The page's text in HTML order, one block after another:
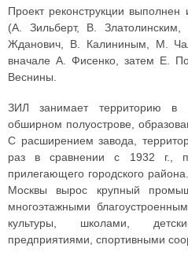
Проект реконструкции
(А. Зильберт, В.
Жданович, В. Калининым, М.
вначале А. Фисенко, затем Е.
Веснины.
ЗИЛ занимает территорию в
обширном полуострове,
С расширением завода,
раз в сравнении с 1932 г.,
прилегающего городского
Москвы вырос крупный
многоэтажными
культуры, школами,
предприятиями, спортивными